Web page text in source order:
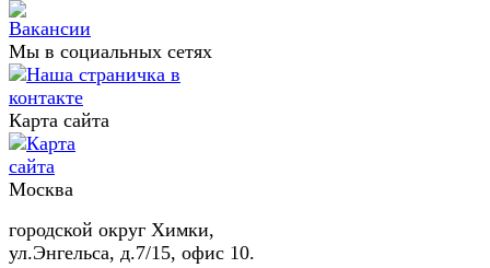
Мы в социальных сетях
Карта сайта
Москва
городской округ Химки,
ул.Энгельса, д.7/15, офис 10.